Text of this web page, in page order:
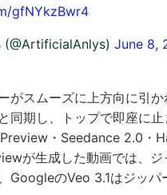
gfNYkzBwr4
June 8,
がスムーズに上方向に引
同期し、トップで即座に
・Seedance 2.0・
が生成した動画では、
GoogleのVeo 3.1はジッパ